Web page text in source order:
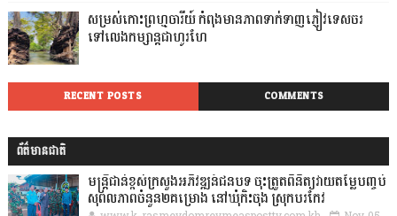
សម្រស់កោះព្រហ្មចារីយ៍ កំពុងមានភាពទាក់ទាញភ្ញៀវទេសចរ
ទៅលេងកម្សាន្តជាហូរហែ
RECENT POSTS COMMENTS
ព័ត៌មានជាតិ
មន្ត្រីជាន់ខ្ពស់ក្រសួងអភិវឌ្ឍន៍ជនបទ ចុះត្រួតពិនិត្យវាយតម្លៃបញ្ចប់
សុពលភាពចំនួន២គម្រោង នៅឃុំកិះចុង ស្រុកបរកែវ